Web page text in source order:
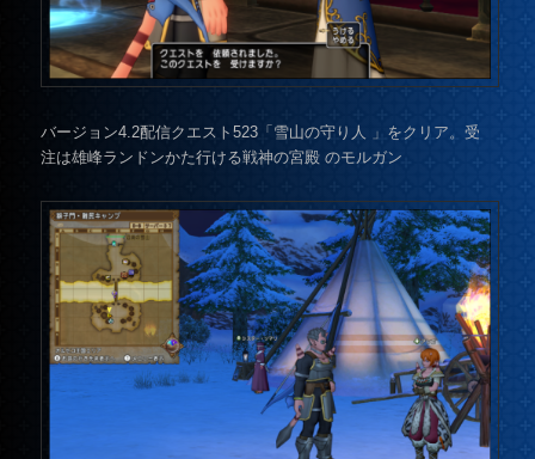
バージョン4.2配信クエスト523「雪山の守り人 」をクリア。受
注は雄峰ランドンかた行ける戦神の宮殿 のモルガン